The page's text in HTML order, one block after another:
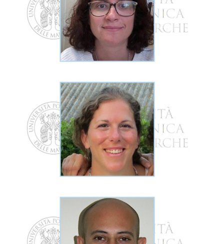
GIORGIA GIOACCHINI
Mi occupo delle analisi spettroscopiche per la
valutazione dello stato di salute e benessere di trota,
spigola e orata allevate con le nuove diete
CHIARA PICCINETTI
Mi occupo di analisi genomiche relative mediante la
tecnica di Real Time PCR.
a livello istologico, degli effetti delle diverse diete.